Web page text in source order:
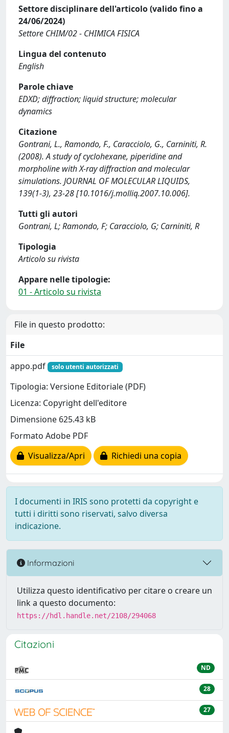
Settore disciplinare dell'articolo (valido fino a
24/06/2024)
Settore CHIM/02 - CHIMICA FISICA
Lingua del contenuto
English
Parole chiave
EDXD; diffraction; liquid structure; molecular
dynamics
Citazione
Gontrani, L., Ramondo, F., Caracciolo, G., Carniniti, R.
(2008). A study of cyclohexane, piperidine and
morpholine with X-ray diffraction and molecular
simulations. JOURNAL OF MOLECULAR LIQUIDS,
139(1-3), 23-28 [10.1016/j.molliq.2007.10.006].
Tutti gli autori
Gontrani, L; Ramondo, F; Caracciolo, G; Carniniti, R
Tipologia
Articolo su rivista
Appare nelle tipologie:
01 - Articolo su rivista
File in questo prodotto:
File
appo.pdf
solo utenti autorizzati
Tipologia: Versione Editoriale (PDF)
Licenza: Copyright dell'editore
Dimensione 625.43 kB
Formato Adobe PDF
Visualizza/Apri
Richiedi una copia
I documenti in IRIS sono protetti da copyright e
tutti i diritti sono riservati, salvo diversa
indicazione.
Informazioni
Utilizza questo identificativo per citare o creare un
link a questo documento:
https://hdl.handle.net/2108/294068
Citazioni
ND
28
27